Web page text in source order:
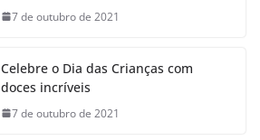
7 de outubro de 2021
Celebre o Dia das Crianças com
doces incríveis
7 de outubro de 2021